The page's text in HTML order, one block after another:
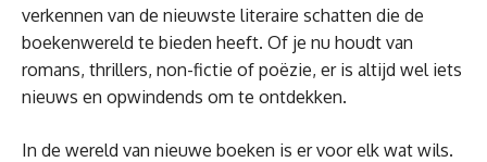
verkennen van de nieuwste literaire schatten die de
boekenwereld te bieden heeft. Of je nu houdt van
romans, thrillers, non-fictie of poëzie, er is altijd wel iets
nieuws en opwindends om te ontdekken.
In de wereld van nieuwe boeken is er voor elk wat wils.